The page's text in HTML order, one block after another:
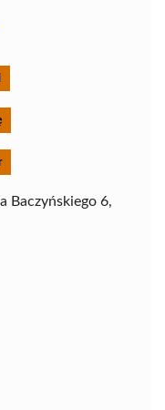
Baczyńskiego 6,